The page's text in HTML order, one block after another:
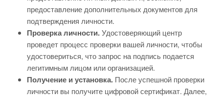
предоставление дополнительных документов для
подтверждения личности.
Проверка личности.Удостоверяющий центр
проведет процесс проверки вашей личности, чтобы
удостовериться, что запрос на подпись подается
легитимным лицом или организацией.
Получение и установка. После успешной проверки
личности вы получите цифровой сертификат. Далее,